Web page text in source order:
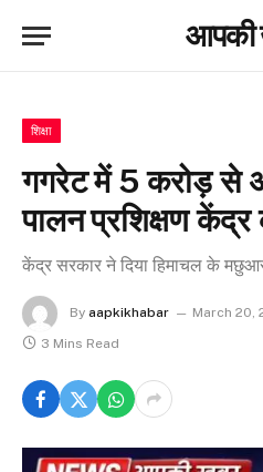
आपकी
शिक्षा
गगरेट में ₹5 करोड़ से
पालन प्रशिक्षण केंद्र
केंद्र सरकार ने दिया हिमाचल के
By aapkikhabar March 20,
3 Mins Read